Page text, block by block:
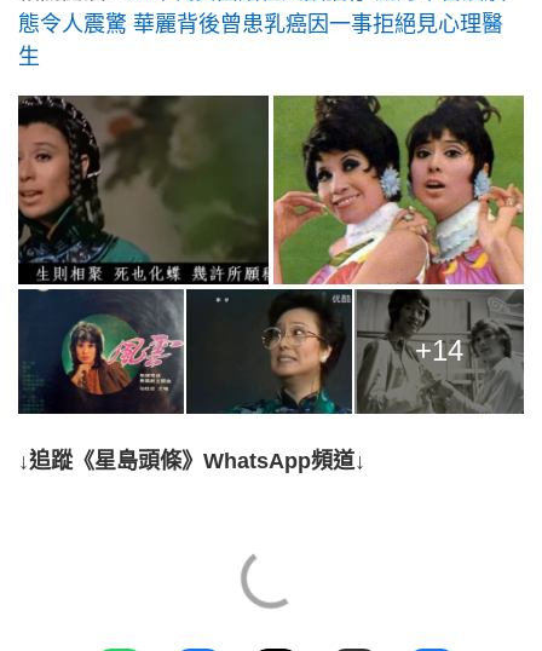
態令人震驚 華麗背後曾患乳癌因一事拒絕見心理醫
生
+14
↓追蹤《星島頭條》WhatsApp頻道↓